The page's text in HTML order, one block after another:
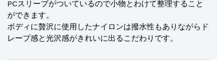
PCスリーブがついているので小物とわけて整理すること
ができます。
ボディに贅沢に使用したナイロンは撥水性もありながらド
レープ感と光沢感がきれいに出るこだわりです。